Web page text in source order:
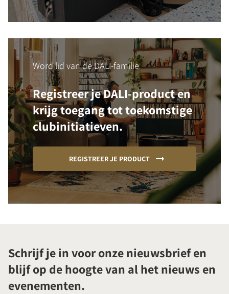
Word lid van de DALI-familie
Registreer je DALI-product en
krijg toegang tot toekomstige
clubinitiatieven.
REGISTREER JE PRODUCT
Schrijf je in voor onze nieuwsbrief en
blijf op de hoogte van al het nieuws en
evenementen.